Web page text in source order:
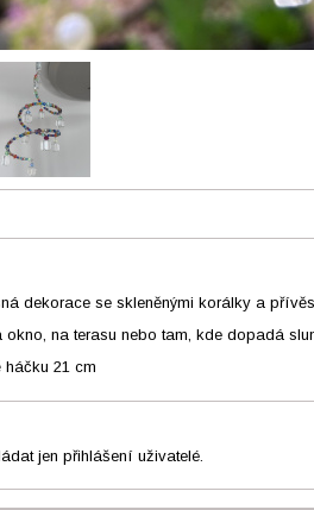
dekorace se skleněnými korálky a
na terasu nebo tam, kde dopadá
21 cm
jen přihlášení uživatelé.